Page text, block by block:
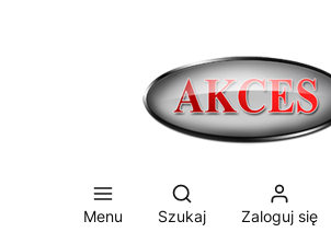
Menu
Otwórz
Szukaj Zaloguj się